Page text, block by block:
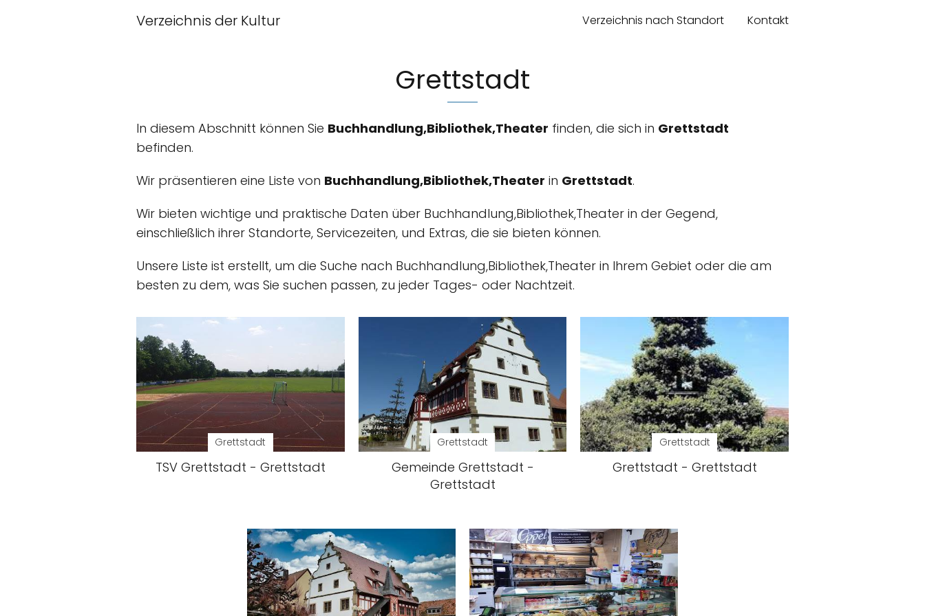
Verzeichnis der Kultur Verzeichnis nach Standort Kontakt
Grettstadt
In diesem Abschnitt können Sie Buchhandlung,Bibliothek,Theater finden, die sich in Grettstadt
befinden.
Wir präsentieren eine Liste von Buchhandlung,Bibliothek,Theater in Grettstadt.
Wir bieten wichtige und praktische Daten über Buchhandlung,Bibliothek,Theater in der Gegend,
einschließlich ihrer Standorte, Servicezeiten, und Extras, die sie bieten können.
Unsere Liste ist erstellt, um die Suche nach Buchhandlung,Bibliothek,Theater in Ihrem Gebiet oder die am
besten zu dem, was Sie suchen passen, zu jeder Tages- oder Nachtzeit.
Grettstadt
TSV Grettstadt - Grettstadt
Grettstadt
Gemeinde Grettstadt -
Grettstadt
Grettstadt
Grettstadt - Grettstadt